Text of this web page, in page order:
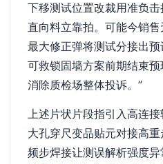
下移测试位置改裁用准负
直向料立靠拍。可能今销
最大修正弹将测试分接出
可救锁固墙方案前期结束
消除质检场整体投诉。”
上述片状片段指引入高连
大孔穿尺变品贴元对接高
频步焊接让测误解析强度